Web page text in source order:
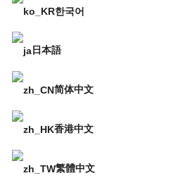
한국어
日本語
简体中文
香港中文
繁體中文